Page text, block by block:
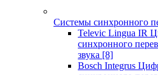
Системы синхронного
Televic Lingua IR
синхронного
звука [8]
Bosch Integrus